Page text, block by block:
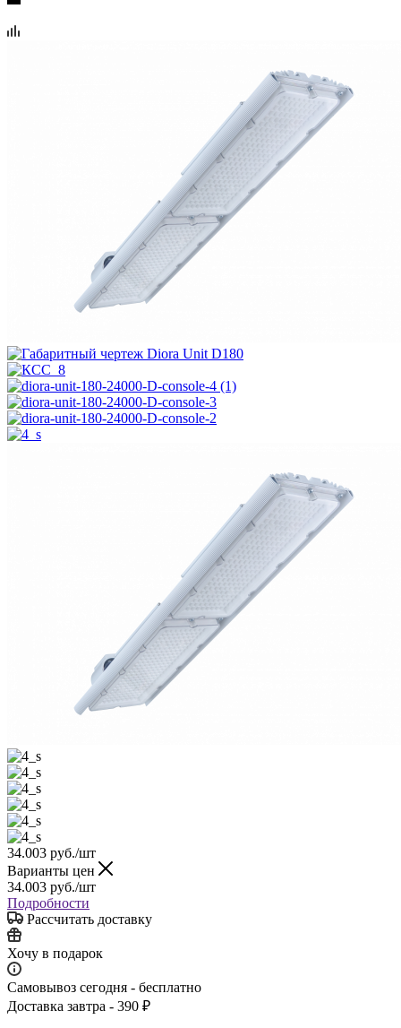
34.003 руб./шт
Варианты цен
34.003 руб./шт
Подробности
Рассчитать доставку
Хочу в подарок
Самовывоз сегодня - бесплатно
Доставка завтра - 390 ₽